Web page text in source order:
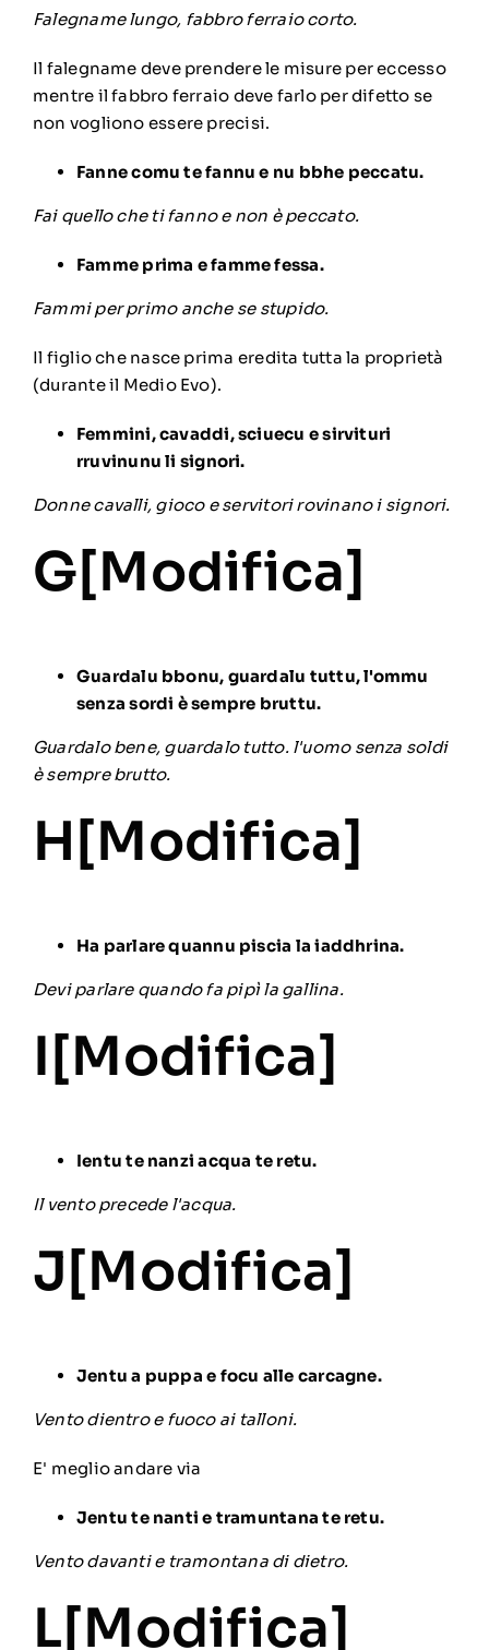
Falegname lungo, fabbro ferraio corto.
Il falegname deve prendere le misure per eccesso
mentre il fabbro ferraio deve farlo per difetto se
non vogliono essere precisi.
Fanne comu te fannu e nu bbhe peccatu.
Fai quello che ti fanno e non è peccato.
Famme prima e famme fessa.
Fammi per primo anche se stupido.
Il figlio che nasce prima eredita tutta la proprietà
(durante il Medio Evo).
Femmini, cavaddi, sciuecu e sirvituri
rruvinunu li signori.
Donne cavalli, gioco e servitori rovinano i signori.
G[Modifica]
Guardalu bbonu, guardalu tuttu, l'ommu
senza sordi è sempre bruttu.
Guardalo bene, guardalo tutto. l'uomo senza soldi
è sempre brutto.
H[Modifica]
Ha parlare quannu piscia la iaddhrina.
Devi parlare quando fa pipì la gallina.
I[Modifica]
Ientu te nanzi acqua te retu.
Il vento precede l'acqua.
J[Modifica]
Jentu a puppa e focu alle carcagne.
Vento dientro e fuoco ai talloni.
E' meglio andare via
Jentu te nanti e tramuntana te retu.
Vento davanti e tramontana di dietro.
L[Modifica]